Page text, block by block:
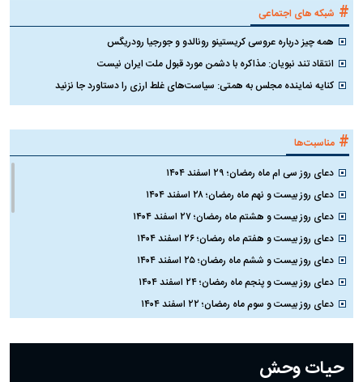
# شبکه های اجتماعی
همه چیز درباره عروسی کریستینو رونالدو و جورجیا رودریگس
انتقاد تند نبویان: مذاکره با دشمن مورد قبول ملت ایران نیست
کنایه نماینده مجلس به همتی: سیاست‌های غلط ارزی را دستاورد جا نزنید
# مناسبت‌ها
دعای روز سی ام ماه رمضان؛ ۲۹ اسفند ۱۴۰۴
دعای روز بیست و نهم ماه رمضان؛ ۲۸ اسفند ۱۴۰۴
دعای روز بیست و هشتم ماه رمضان؛ ۲۷ اسفند ۱۴۰۴
دعای روز بیست و هفتم ماه رمضان؛ ۲۶ اسفند ۱۴۰۴
دعای روز بیست و ششم ماه رمضان؛ ۲۵ اسفند ۱۴۰۴
دعای روز بیست و پنجم ماه رمضان؛ ۲۴ اسفند ۱۴۰۴
دعای روز بیست و سوم ماه رمضان؛ ۲۲ اسفند ۱۴۰۴
دعای روز بیستم ماه رمضان؛ ۱۹ اسفند ۱۴۰۴
دعای روز هشتم ماه مبارک رمضان؛ ۷ اسفند ماه ۱۴۰۴
حیات وحش